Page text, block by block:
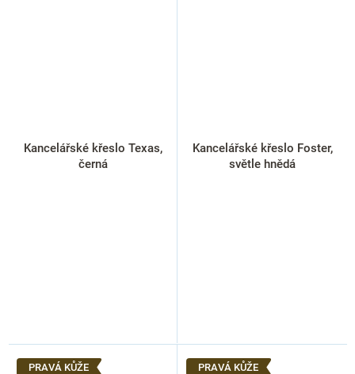
Kancelářské křeslo Texas,
černá
Kancelářské křeslo Foster,
světle hnědá
PRAVÁ KŮŽE PRAVÁ KŮŽE